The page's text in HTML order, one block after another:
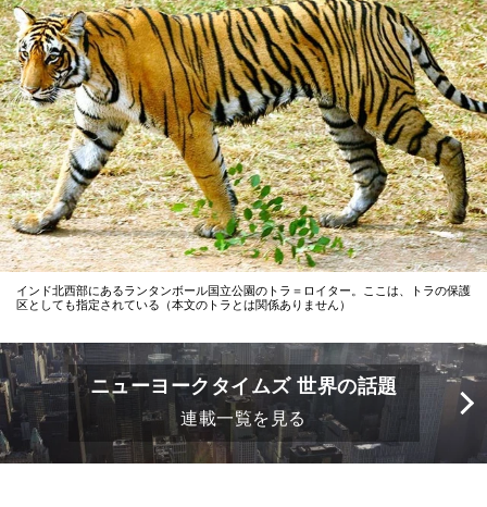
インド北西部にあるランタンボール国立公園のトラ＝ロイター。ここは、トラの保護
区としても指定されている（本文のトラとは関係ありません）
ニューヨークタイムズ 世界の話題
連載一覧を見る